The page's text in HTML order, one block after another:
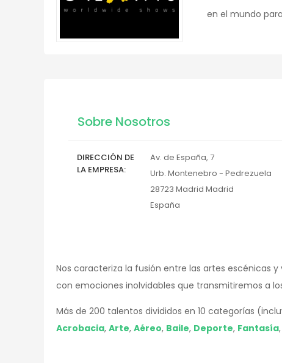
en el mundo
Sobre Nosotros
DIRECCIÓN DE
LA EMPRESA
Av. de España, 7
Urb. Montenebro - Pedrezuela
28723 Madrid Madrid
España
Nos caracteriza la fusión entre las artes escénicas
con emociones inolvidables que transmitiremos a
Más de 200 talentos divididos en 10 categorías
Acrobacia, Arte, Aéreo, Baile, Deporte, Fantasía,